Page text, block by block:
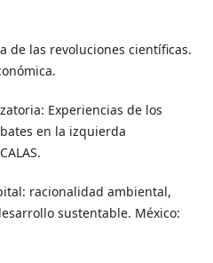
de las revoluciones científicas.
Experiencias de los
en la izquierda
racionalidad ambiental,
sustentable. México: